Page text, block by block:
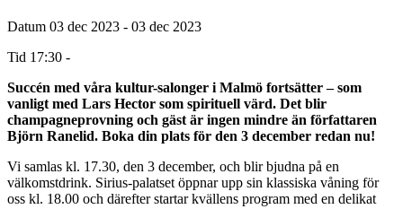
Datum 03 dec 2023 - 03 dec 2023
Tid 17:30 -
Succén med våra kultur-salonger i Malmö fortsätter – som
vanligt med Lars Hector som spirituell värd. Det blir
champagneprovning och gäst är ingen mindre än författaren
Björn Ranelid. Boka din plats för den 3 december redan nu!
Vi samlas kl. 17.30, den 3 december, och blir bjudna på en
välkomstdrink. Sirius-palatset öppnar upp sin klassiska våning för
oss kl. 18.00 och därefter startar kvällens program med en delikat